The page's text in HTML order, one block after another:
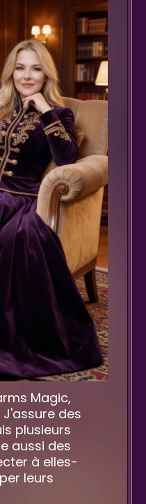
Magic,
J'assure des
plusieurs
aussi des
à elles-
leurs